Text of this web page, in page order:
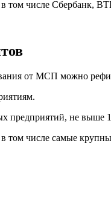
в том числе Сбербанк,
от МСП можно
предприятий, не выше
в том числе самые